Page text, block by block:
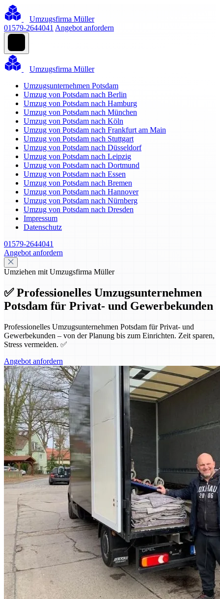
Umzugsfirma Müller
01579-2644041 Angebot anfordern
Umzugsfirma Müller
Umzugsunternehmen Potsdam
Umzug von Potsdam nach Berlin
Umzug von Potsdam nach Hamburg
Umzug von Potsdam nach München
Umzug von Potsdam nach Köln
Umzug von Potsdam nach Frankfurt am Main
Umzug von Potsdam nach Stuttgart
Umzug von Potsdam nach Düsseldorf
Umzug von Potsdam nach Leipzig
Umzug von Potsdam nach Dortmund
Umzug von Potsdam nach Essen
Umzug von Potsdam nach Bremen
Umzug von Potsdam nach Hannover
Umzug von Potsdam nach Nürnberg
Umzug von Potsdam nach Dresden
Impressum
Datenschutz
01579-2644041
Angebot anfordern
Umziehen mit Umzugsfirma Müller
✅ Professionelles Umzugsunternehmen
Potsdam für Privat- und Gewerbekunden
Professionelles Umzugsunternehmen Potsdam für Privat- und
Gewerbekunden – von der Planung bis zum Einrichten. Zeit sparen,
Stress vermeiden. ✅
Angebot anfordern